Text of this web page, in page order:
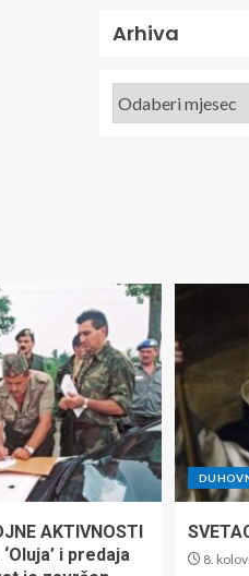
Arhiva
AKTIVNOSTI
i predaja
8.